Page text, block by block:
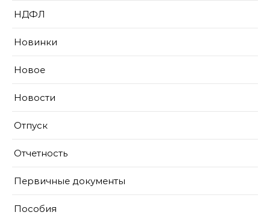
НДФЛ
Новинки
Новое
Новости
Отпуск
Отчетность
Первичные документы
Пособия